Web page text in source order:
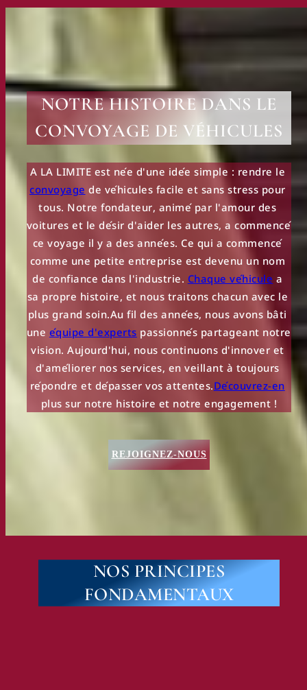
NOTRE HISTOIRE DANS LE
CONVOYAGE DE VÉHICULES
convoyage de véhicules facile et sans stress pour
tous. Notre fondateur, animé par l'amour des
voitures et le désir d'aider les autres, a commencé
ce voyage il y a des années. Ce qui a commencé
comme une petite entreprise est devenu un nom
de confiance dans l'industrie. Chaque véhicule a
sa propre histoire, et nous traitons chacun avec le
plus grand soin.Au fil des années, nous avons bâti
une équipe d'experts passionnés partageant notre
vision. Aujourd'hui, nous continuons d'innover et
d'améliorer nos services, en veillant à toujours
répondre et dépasser vos attentes.Découvrez-en
plus sur notre histoire et notre engagement !
REJOIGNEZ-NOUS
NOS PRINCIPES
FONDAMENTAUX